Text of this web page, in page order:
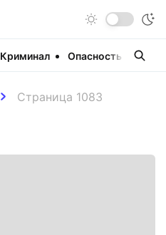
Криминал Опасность
Страница 1083